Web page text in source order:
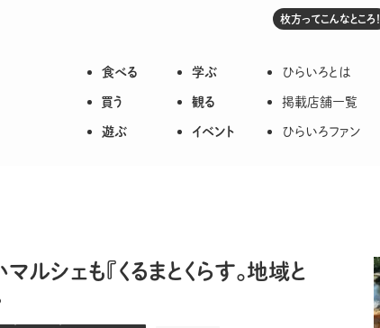
ろいろが詰まった観光サイト
食べる
買う
遊ぶ
学ぶ
観る
イベント
ひらいろとは
掲載店舗一覧
ひらいろファン
枚方ってこんなところ！
シェも『くるまとくらす。地域と